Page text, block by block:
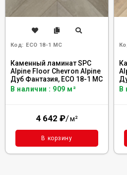
Код: ECO 18-1 MC
Каменный ламинат SPC
Alpine Floor Chevron Alpine
Дуб Фантазия, ECO 18-1 MC
В наличии : 909 м²
4 642 ₽/м²
В корзину
В